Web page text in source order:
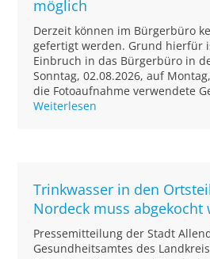
möglich
Derzeit können im Bürgerbüro
gefertigt werden. Grund hierfür
Einbruch in das Bürgerbüro in
Sonntag, 02.08.2026, auf
die Fotoaufnahme verwendete
Weiterlesen
Trinkwasser in den
Nordeck muss abgekocht
Pressemitteilung der Stadt
Gesundheitsamtes des